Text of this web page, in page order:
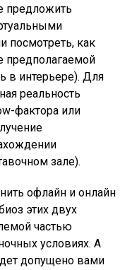
предложить
как
предполагаемой
в интерьере). Для
реальность
фактора или
зале).
офлайн и онлайн
этих двух
частью
условиях. А
допущено вами